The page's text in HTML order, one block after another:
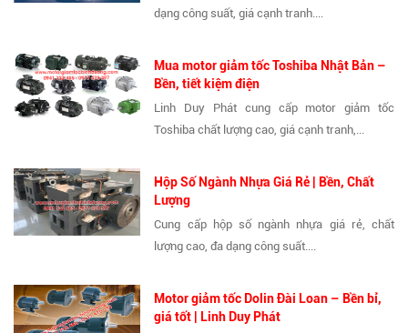
dạng công suất, giá cạnh tranh....
Mua motor giảm tốc Toshiba Nhật Bản –
Bền, tiết kiệm điện
Linh Duy Phát cung cấp motor giảm tốc
Toshiba chất lượng cao, giá cạnh tranh,...
Hộp Số Ngành Nhựa Giá Rẻ | Bền, Chất
Lượng
Cung cấp hộp số ngành nhựa giá rẻ, chất
lượng cao, đa dạng công suất....
Motor giảm tốc Dolin Đài Loan – Bền bỉ,
giá tốt | Linh Duy Phát